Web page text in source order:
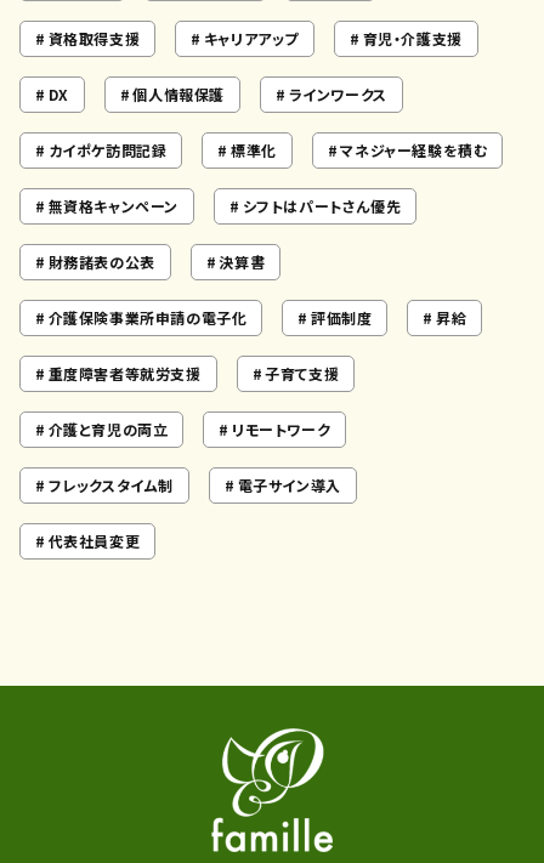
資格取得支援 キャリアアップ 育児・介護支援
DX 個人情報保護 ラインワークス
カイポケ訪問記録 標準化 マネジャー経験を積む
無資格キャンペーン シフトはパートさん優先
財務諸表の公表 決算書
介護保険事業所申請の電子化 評価制度 昇給
重度障害者等就労支援 子育て支援
介護と育児の両立 リモートワーク
フレックスタイム制 電子サイン導入
代表社員変更